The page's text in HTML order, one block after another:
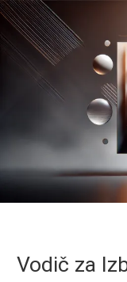
Vodič za